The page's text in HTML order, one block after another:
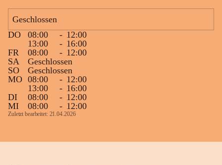
vorsortiert in die Bücherzelle eingeräumt
werden können.
Gleichzeitig möchten wir uns bei all Jenen
sehr herzlich bedanken, die bereits viele
tolle Bücher spendiert haben.
Geschlossen
DO
08:00 - 12:00
13:00
- 16:00
FR
08:00 - 12:00
SA
Geschlossen
SO
Geschlossen
MO 08:00 - 12:00
13:00
- 16:00
DI
08:00 - 12:00
MI
08:00 - 12:00
Zuletzt bearbeitet: 21.04.2026